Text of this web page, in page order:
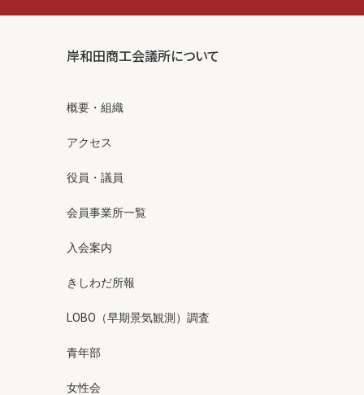
岸和田商工会議所について
概要・組織
アクセス
役員・議員
会員事業所一覧
入会案内
きしわだ所報
LOBO（早期景気観測）調査
青年部
女性会